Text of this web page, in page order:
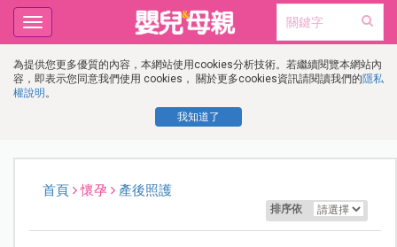
為提供您更多優質的內容，本網站使用cookies分析技術。若繼續閱覽本網站內
容，即表示您同意我們使用 cookies， 關於更多cookies資訊請閱讀我們的隱私
權說明 。
我知道了
Toggle
navigation
首頁 懷孕 產後照護
排序依